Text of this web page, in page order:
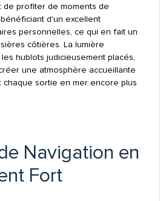
profiter de moments de
d'un excellent
personnelles, ce qui en fait un
côtières. La lumière
hublots judicieusement placés,
une atmosphère accueillante
sortie en mer encore plus
Navigation en
Fort